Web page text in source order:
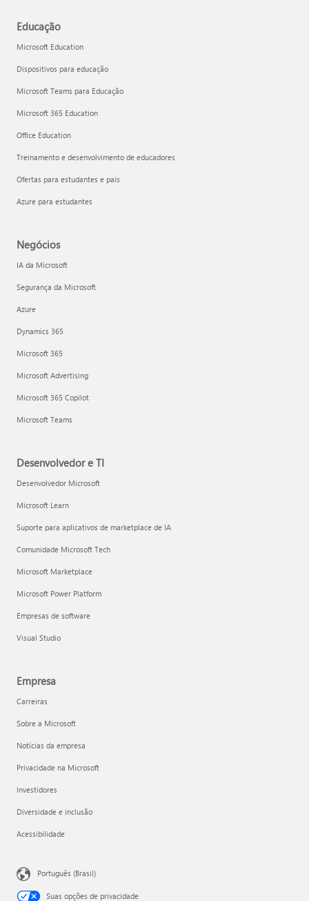
Educação
Microsoft Education
Dispositivos para educação
Microsoft Teams para Educação
Microsoft 365 Education
Office Education
Treinamento e desenvolvimento de educadores
Ofertas para estudantes e pais
Azure para estudantes
Negócios
IA da Microsoft
Segurança da Microsoft
Azure
Dynamics 365
Microsoft 365
Microsoft Advertising
Microsoft 365 Copilot
Microsoft Teams
Desenvolvedor e TI
Desenvolvedor Microsoft
Microsoft Learn
Suporte para aplicativos de marketplace de IA
Comunidade Microsoft Tech
Microsoft Marketplace
Microsoft Power Platform
Empresas de software
Visual Studio
Empresa
Carreiras
Sobre a Microsoft
Notícias da empresa
Privacidade na Microsoft
Investidores
Diversidade e inclusão
Acessibilidade
Português (Brasil)
Suas opções de privacidade